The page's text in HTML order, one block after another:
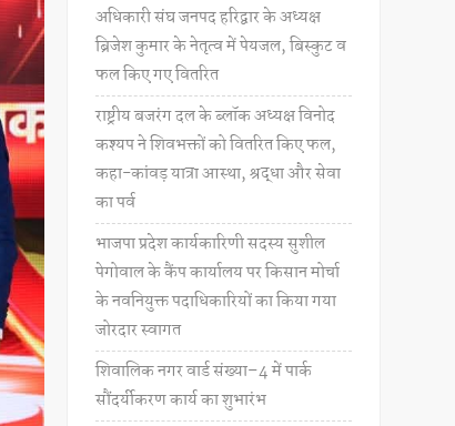
अधिकारी संघ जनपद हरिद्वार के अध्यक्ष
ब्रिजेश कुमार के नेतृत्व में पेयजल, बिस्कुट व
फल किए गए वितरित
राष्ट्रीय बजरंग दल के ब्लॉक अध्यक्ष विनोद
कश्यप ने शिवभक्तों को वितरित किए फल,
कहा-कांवड़ यात्रा आस्था, श्रद्धा और सेवा
का पर्व
भाजपा प्रदेश कार्यकारिणी सदस्य सुशील
पेगोवाल के कैंप कार्यालय पर किसान मोर्चा
के नवनियुक्त पदाधिकारियों का किया गया
जोरदार स्वागत
शिवालिक नगर वार्ड संख्या–4 में पार्क
सौंदर्यीकरण कार्य का शुभारंभ